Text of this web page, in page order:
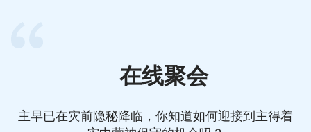
在线聚会
主早已在灾前隐秘降临，你知道如何迎接到主得着